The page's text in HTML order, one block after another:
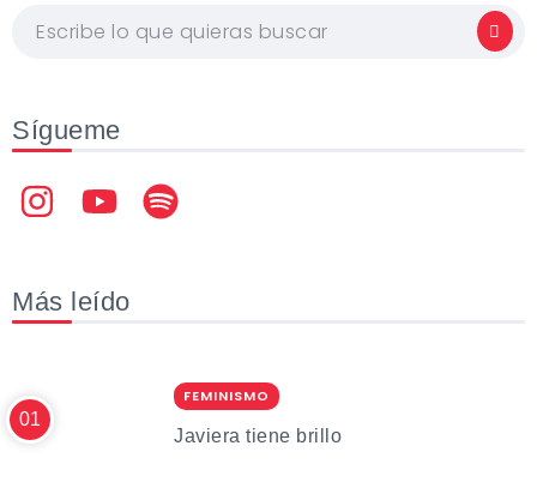
Sígueme
Más leído
FEMINISMO
Javiera tiene brillo